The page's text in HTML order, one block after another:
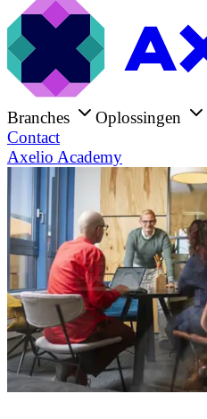
Branches Oplossingen
Contact
Axelio Academy